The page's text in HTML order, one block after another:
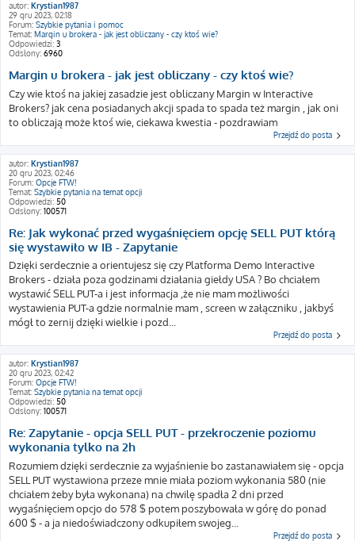
autor: Krystian1987
29 gru 2023, 02:18
Forum: Szybkie pytania i pomoc
Temat: Margin u brokera - jak jest obliczany - czy ktoś wie?
Odpowiedzi: 3
Odsłony: 6960
Margin u brokera - jak jest obliczany - czy ktoś wie?
Czy wie ktoś na jakiej zasadzie jest obliczany Margin w Interactive
Brokers? jak cena posiadanych akcji spada to spada też margin , jak oni
to obliczają może ktoś wie, ciekawa kwestia - pozdrawiam
Przejdź do posta
autor: Krystian1987
20 gru 2023, 02:46
Forum: Opcje FTW!
Temat: Szybkie pytania na temat opcji
Odpowiedzi: 50
Odsłony: 100571
Re: Jak wykonać przed wygaśnięciem opcję SELL PUT którą
się wystawiło w IB - Zapytanie
Dzięki serdecznie a orientujesz się czy Platforma Demo Interactive
Brokers - działa poza godzinami działania giełdy USA ? Bo chciałem
wystawić SELL PUT-a i jest informacja ,że nie mam możliwości
wystawienia PUT-a gdzie normalnie mam , screen w załączniku , jakbyś
mógł to zernij dzięki wielkie i pozd...
Przejdź do posta
autor: Krystian1987
20 gru 2023, 02:42
Forum: Opcje FTW!
Temat: Szybkie pytania na temat opcji
Odpowiedzi: 50
Odsłony: 100571
Re: Zapytanie - opcja SELL PUT - przekroczenie poziomu
wykonania tylko na 2h
Rozumiem dzięki serdecznie za wyjaśnienie bo zastanawiałem się - opcja
SELL PUT wystawiona przeze mnie miała poziom wykonania 580 (nie
chciałem żeby była wykonana) na chwilę spadła 2 dni przed
wygaśnięciem opcjo do 578 $ potem poszybowała w górę do ponad
600 $ - a ja niedoświadczony odkupiłem swojeg...
Przejdź do posta